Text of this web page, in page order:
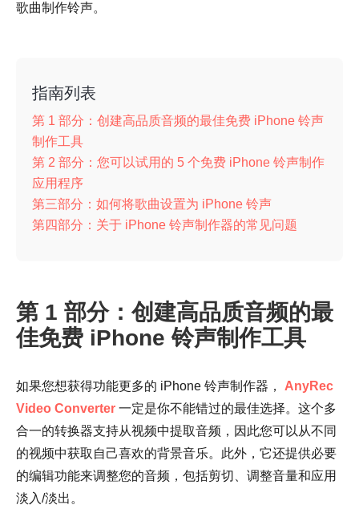
歌曲制作铃声。
指南列表
第 1 部分：创建高品质音频的最佳免费 iPhone 铃声
制作工具
第 2 部分：您可以试用的 5 个免费 iPhone 铃声制作
应用程序
第三部分：如何将歌曲设置为 iPhone 铃声
第四部分：关于 iPhone 铃声制作器的常见问题
第 1 部分：创建高品质音频的最
佳免费 iPhone 铃声制作工具
如果您想获得功能更多的 iPhone 铃声制作器， AnyRec
Video Converter 一定是你不能错过的最佳选择。这个多
合一的转换器支持从视频中提取音频，因此您可以从不同
的视频中获取自己喜欢的背景音乐。此外，它还提供必要
的编辑功能来调整您的音频，包括剪切、调整音量和应用
淡入/淡出。